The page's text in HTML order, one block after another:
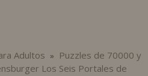
Adultos »
Puzzles de 70000 y
Los Seis Portales de